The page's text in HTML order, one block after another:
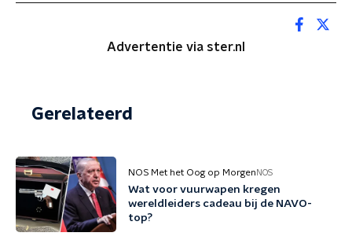
Advertentie via ster.nl
Gerelateerd
NOS Met het Oog op Morgen NOS
Wat voor vuurwapen kregen
wereldleiders cadeau bij de NAVO-
top?